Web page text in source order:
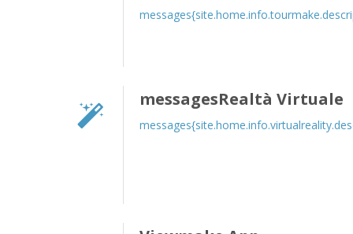
messagesRealtà Virtuale